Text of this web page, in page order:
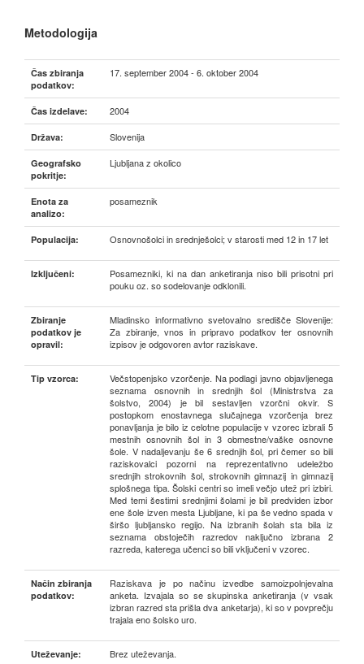
Metodologija
Čas zbiranja
podatkov:
17. september 2004 - 6. oktober 2004
Čas izdelave: 2004
Država: Slovenija
Geografsko
pokritje:
Ljubljana z okolico
Enota za
analizo:
posameznik
Populacija: Osnovnošolci in srednješolci; v starosti med 12 in 17 let
Izključeni:
Posamezniki, ki na dan anketiranja niso bili prisotni pri
pouku oz. so sodelovanje odklonili.
Zbiranje
podatkov je
opravil:
Mladinsko informativno svetovalno središče Slovenije:
Za zbiranje, vnos in pripravo podatkov ter osnovnih
izpisov je odgovoren avtor raziskave.
Tip vzorca:
Večstopenjsko vzorčenje. Na podlagi javno objavljenega
seznama osnovnih in srednjih šol (Ministrstva za
šolstvo, 2004) je bil sestavljen vzorčni okvir. S
postopkom enostavnega slučajnega vzorčenja brez
ponavljanja je bilo iz celotne populacije v vzorec izbrali 5
mestnih osnovnih šol in 3 obmestne/vaške osnovne
šole. V nadaljevanju še 6 srednjih šol, pri čemer so bili
raziskovalci pozorni na reprezentativno udeležbo
srednjih strokovnih šol, strokovnih gimnazij in gimnazij
splošnega tipa. Šolski centri so imeli večjo utež pri izbiri.
Med temi šestimi srednjimi šolami je bil predviden izbor
ene šole izven mesta Ljubljane, ki pa še vedno spada v
širšo ljubljansko regijo. Na izbranih šolah sta bila iz
seznama obstoječih razredov naključno izbrana 2
razreda, katerega učenci so bili vključeni v vzorec.
Način zbiranja
podatkov:
Raziskava je po načinu izvedbe samoizpolnjevalna
anketa. Izvajala so se skupinska anketiranja (v vsak
izbran razred sta prišla dva anketarja), ki so v povprečju
trajala eno šolsko uro.
Uteževanje: Brez uteževanja.